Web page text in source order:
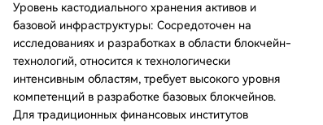
Уровень кастодиального хранения активов и
базовой инфраструктуры: Сосредоточен на
исследованиях и разработках в области блокчейн-
технологий, относится к технологически
интенсивным областям, требует высокого уровня
компетенций в разработке базовых блокчейнов.
Для традиционных финансовых институтов